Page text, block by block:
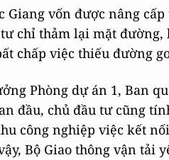
Giang vốn được nâng
chỉ thảm lại mặt đường,
chấp việc thiếu đường
Phòng dự án 1, Ban
đầu, chủ đầu tư cũng
công nghiệp việc kết
Bộ Giao thông vận tải